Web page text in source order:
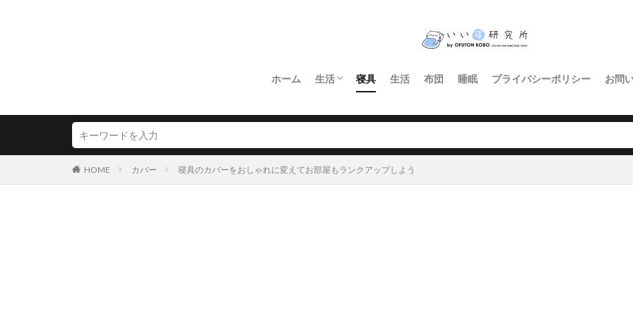
ホーム 生活 寝具 生活 布団 睡眠 プライバシーポリシー お問
HOME カバー 寝具のカバーをおしゃれに変えてお部屋もランクアップしよう